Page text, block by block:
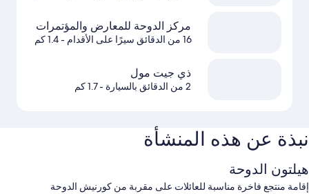
مركز الدوحة للمعارض والمؤتمرات
16 من الدقائق سيرًا على الأقدام - 1.4 كم
ذي جيت مول
2 من الدقائق بالسيارة - 1.7 كم
نبذة عن هذه المنشأة
هيلتون الدوحة
إقامة منتجع فاخرة مناسبة للعائلات على مقربة من كورنيش الدوحة